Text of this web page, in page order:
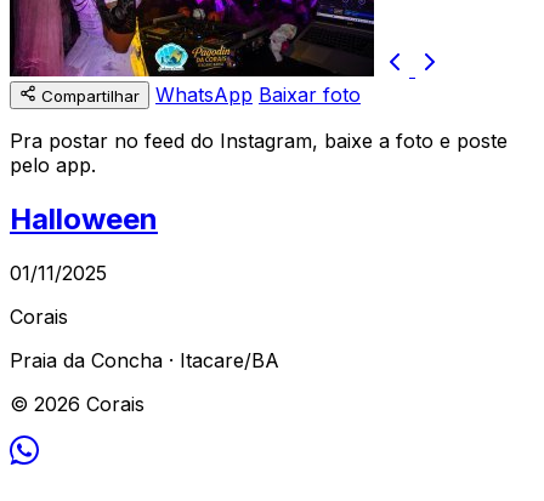
Compartilhar WhatsApp Baixar foto
Pra postar no feed do Instagram, baixe a foto e poste
pelo app.
Halloween
01/11/2025
Corais
Praia da Concha · Itacare/BA
© 2026 Corais